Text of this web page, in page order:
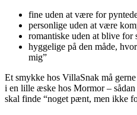
fine uden at være for
personlige uden at være
romantiske uden at blive for
hyggelige på den måde,
mig”
Et smykke hos VillaSnak må
i en lille æske hos Mormor –
skal finde “noget pænt, men ikke